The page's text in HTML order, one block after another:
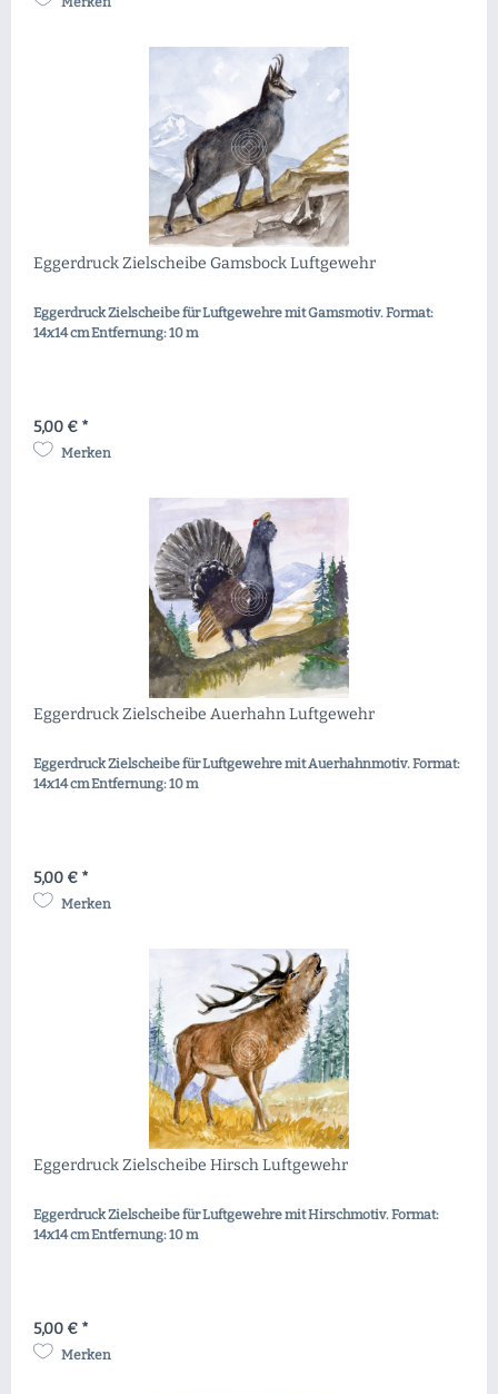
Eggerdruck Zielscheibe Gamsbock Luftgewehr
Eggerdruck Zielscheibe für Luftgewehre mit Gamsmotiv. Format:
14x14 cm Entfernung: 10 m
5,00 € *
Merken
Eggerdruck Zielscheibe Auerhahn Luftgewehr
Eggerdruck Zielscheibe für Luftgewehre mit Auerhahnmotiv. Format:
14x14 cm Entfernung: 10 m
5,00 € *
Merken
Eggerdruck Zielscheibe Hirsch Luftgewehr
Eggerdruck Zielscheibe für Luftgewehre mit Hirschmotiv. Format:
14x14 cm Entfernung: 10 m
5,00 € *
Merken